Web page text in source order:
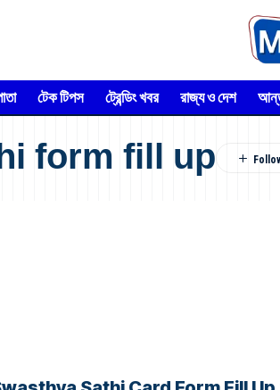
টেক টিপস ট্রেন্ডিং খবর রাজ্য ও দেশ
form fill up